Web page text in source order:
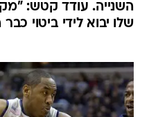
השנייה. עודד קטש:
שלו יבוא לידי ביטוי